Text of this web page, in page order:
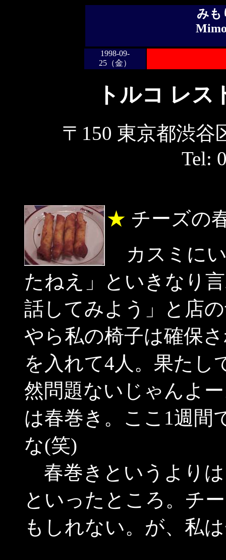
みも
1998-09-
25（金）
トルコ レ
〒150 東京都渋谷
Tel:
★ チーズの
カスミに
たねえ」といきなり
話してみよう」と店
やら私の椅子は確保
を入れて4人。果たし
然問題ないじゃんよ
は春巻き。ここ1週間
な(笑)
春巻きというより
といったところ。チ
もしれない。が、私